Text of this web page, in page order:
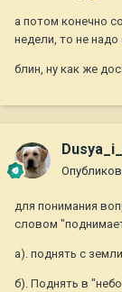
а потом конечно
недели, то не
блин, ну как же
для понимания
словом
а). поднять с
б). Поднять в